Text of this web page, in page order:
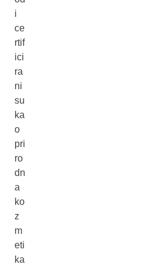
i
ce
rtif
ici
ra
ni
su
ka
o
pri
ro
dn
a
ko
z
m
eti
ka